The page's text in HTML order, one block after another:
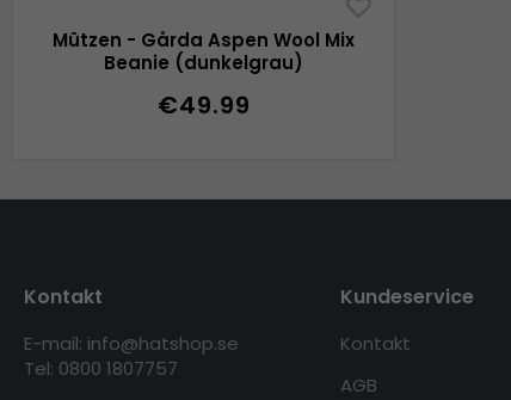
Mützen - Gårda Aspen Wool Mix
Beanie (dunkelgrau)
€49.99
Kontakt
E-mail: info@hatshop.se
Tel: 0800 1807757
Kundeservice
Kontakt
AGB